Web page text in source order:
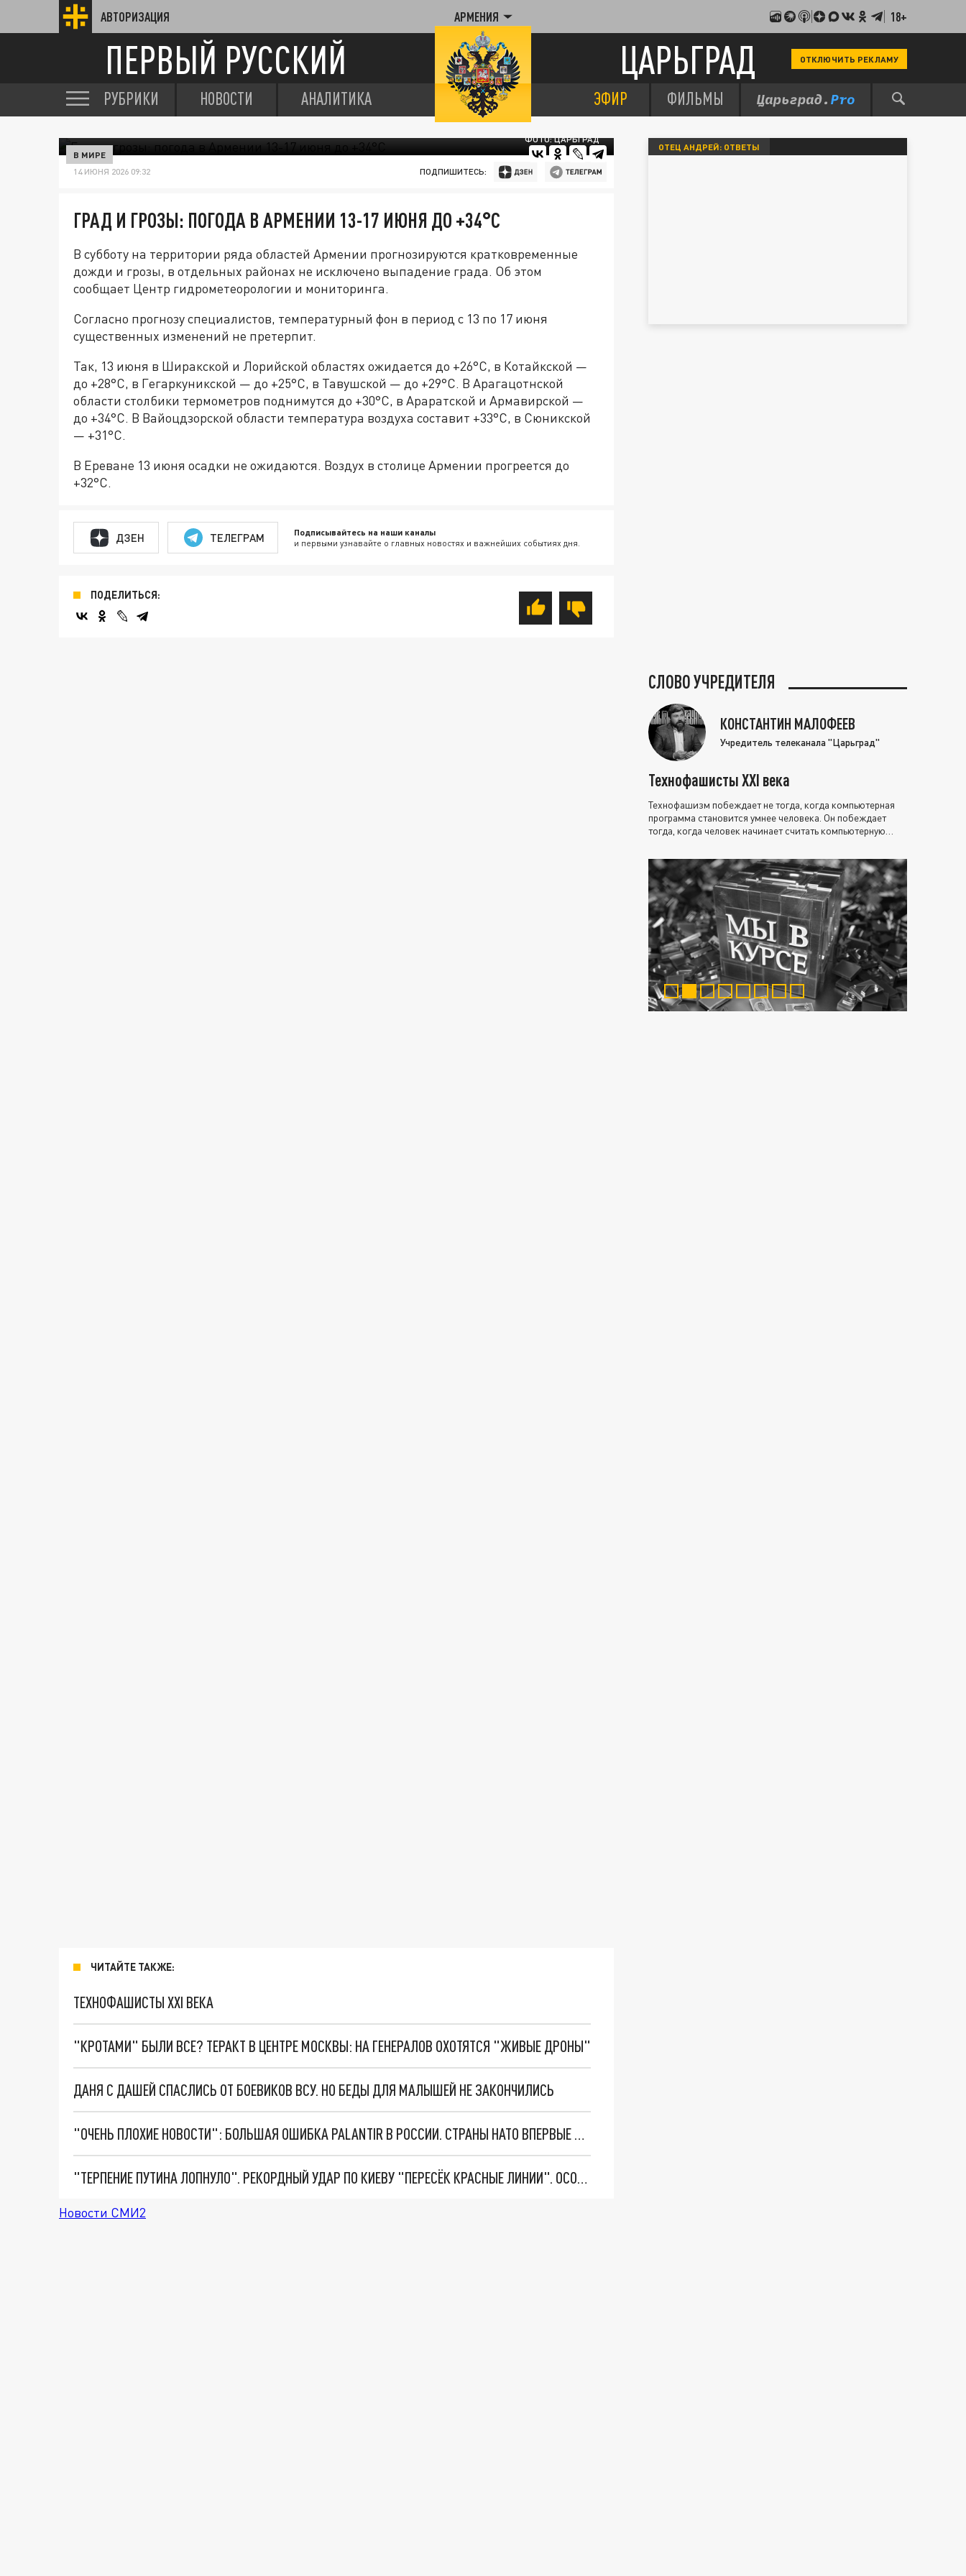
АВТОРИЗАЦИЯ АРМЕНИЯ 18+
ПЕРВЫЙ РУССКИЙ ЦАРЬГРАД ОТКЛЮЧИТЬ РЕКЛАМУ
РУБРИКИ НОВОСТИ АНАЛИТИКА ЭФИР ФИЛЬМЫ
ФОТО: ЦАРЬГРАД
В МИРЕ
14 ИЮНЯ 2026 09:32 ПОДПИШИТЕСЬ:
ГРАД И ГРОЗЫ: ПОГОДА В АРМЕНИИ 13-17 ИЮНЯ ДО +34°С
В субботу на территории ряда областей Армении прогнозируются кратковременные
дожди и грозы, в отдельных районах не исключено выпадение града. Об этом
сообщает Центр гидрометеорологии и мониторинга.
Согласно прогнозу специалистов, температурный фон в период с 13 по 17 июня
существенных изменений не претерпит.
Так, 13 июня в Ширакской и Лорийской областях ожидается до +26°С, в Котайкской —
до +28°С, в Гегаркуникской — до +25°С, в Тавушской — до +29°С. В Арагацотнской
области столбики термометров поднимутся до +30°С, в Араратской и Армавирской —
до +34°С. В Вайоцдзорской области температура воздуха составит +33°С, в Сюникской
— +31°С.
В Ереване 13 июня осадки не ожидаются. Воздух в столице Армении прогреется до
+32°С.
ДЗЕН ТЕЛЕГРАМ Подписывайтесь на наши каналы
и первыми узнавайте о главных новостях и важнейших событиях дня.
ПОДЕЛИТЬСЯ:
ЧИТАЙТЕ ТАКЖЕ:
ТЕХНОФАШИСТЫ XXI ВЕКА
"КРОТАМИ" БЫЛИ ВСЕ? ТЕРАКТ В ЦЕНТРЕ МОСКВЫ: НА ГЕНЕРАЛОВ ОХОТЯТСЯ "ЖИВЫЕ ДРОНЫ"
ДАНЯ С ДАШЕЙ СПАСЛИСЬ ОТ БОЕВИКОВ ВСУ. НО БЕДЫ ДЛЯ МАЛЫШЕЙ НЕ ЗАКОНЧИЛИСЬ
"ОЧЕНЬ ПЛОХИЕ НОВОСТИ": БОЛЬШАЯ ОШИБКА PALANTIR В РОССИИ. СТРАНЫ НАТО ВПЕРВЫЕ ЗА СВО ОСТАНОВИЛИ ПОСТАВКИ ОРУЖИЯ. ВСУ ТЕРЯЮТ ПРИГРАНИЧЬЕ?
"ТЕРПЕНИЕ ПУТИНА ЛОПНУЛО". РЕКОРДНЫЙ УДАР ПО КИЕВУ "ПЕРЕСЁК КРАСНЫЕ ЛИНИИ". ОСОБЫЕ СПЕЦЫ КНДР НА ЛБС? ТАЙНЫЕ ПЕРЕГОВОРЫ ЕВРОПЫ И МОСКВЫ
Новости СМИ2
ОТЕЦ АНДРЕЙ: ОТВЕТЫ
СЛОВО УЧРЕДИТЕЛЯ
КОНСТАНТИН МАЛОФЕЕВ
Учредитель телеканала "Царьград"
Технофашисты XXI века
Технофашизм побеждает не тогда, когда компьютерная
программа становится умнее человека. Он побеждает
тогда, когда человек начинает считать компьютерную